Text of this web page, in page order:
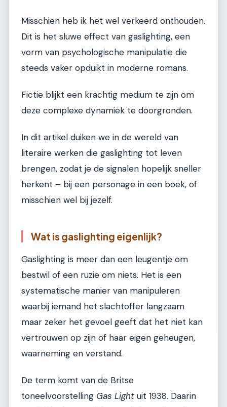
Misschien heb ik het wel verkeerd onthouden.
Dit is het sluwe effect van gaslighting, een
vorm van psychologische manipulatie die
steeds vaker opduikt in moderne romans.
Fictie blijkt een krachtig medium te zijn om
deze complexe dynamiek te doorgronden.
In dit artikel duiken we in de wereld van
literaire werken die gaslighting tot leven
brengen, zodat je de signalen hopelijk sneller
herkent – bij een personage in een boek, of
misschien wel bij jezelf.
Wat is gaslighting eigenlijk?
Gaslighting is meer dan een leugentje om
bestwil of een ruzie om niets. Het is een
systematische manier van manipuleren
waarbij iemand het slachtoffer langzaam
maar zeker het gevoel geeft dat het niet kan
vertrouwen op zijn of haar eigen geheugen,
waarneming en verstand.
De term komt van de Britse
toneelvoorstelling Gas Light uit 1938. Daarin